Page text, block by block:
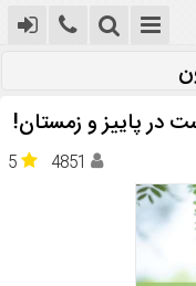
در پاییز و زمستان!
5 4851